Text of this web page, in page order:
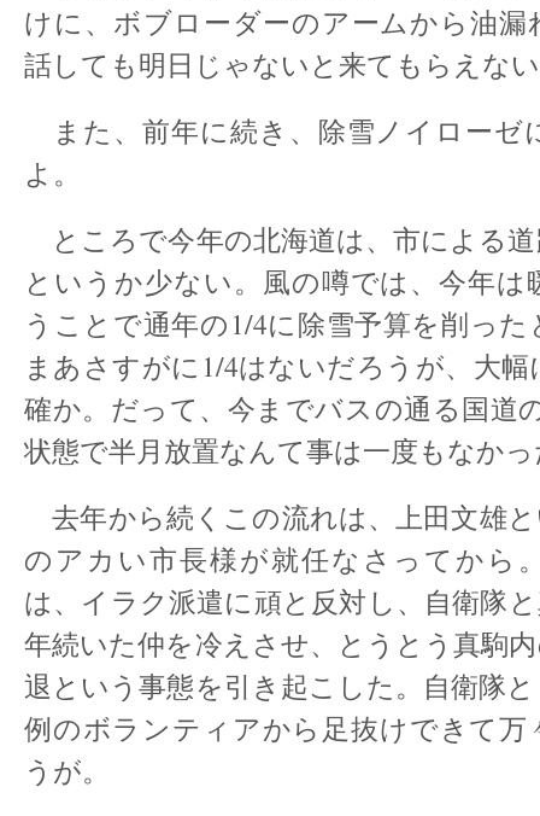
けに、ボブローダーのアームから油漏
話しても明日じゃないと来てもらえな
また、前年に続き、除雪ノイローゼ
よ。
ところで今年の北海道は、市による
というか少ない。風の噂では、今年
うことで通年の1/4に除雪予算を削っ
まあさすがに1/4はないだろうが、大
確か。だって、今までバスの通る国道
状態で半月放置なんて事は一度もなか
去年から続くこの流れは、上田文雄
のアカい市長様が就任なさってから
は、イラク派遣に頑と反対し、自衛隊
年続いた仲を冷えさせ、とうとう真駒
退という事態を引き起こした。自衛隊
例のボランティアから足抜けできて万
うが。